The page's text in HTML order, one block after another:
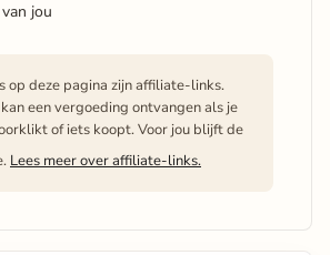
jou
op deze pagina zijn affiliate-links.
een vergoeding ontvangen als je
of iets koopt. Voor jou blijft de
Lees meer over affiliate-links.